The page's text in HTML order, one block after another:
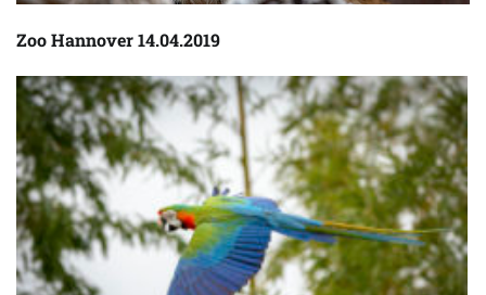
Zoo Hannover 14.04.2019